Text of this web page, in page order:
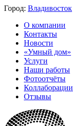
Город: Владивосток
О компании
Контакты
Новости
«Умный дом»
Услуги
Наши работы
Фотоотчёты
Коллаборации
Отзывы